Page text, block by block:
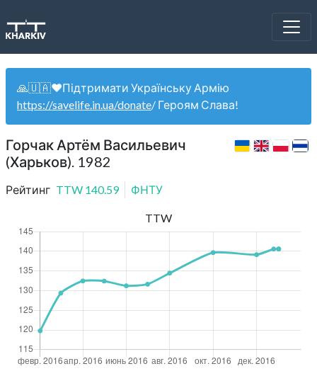
🙏🇺🇦❤️Підтримати Українську Армію
https://savelife.in.ua/donate/ Героям Слава!
Горчак Артём Васильевич
(Харьков). 1982
Рейтинг TTW 140.59 ФНТУ
TTW